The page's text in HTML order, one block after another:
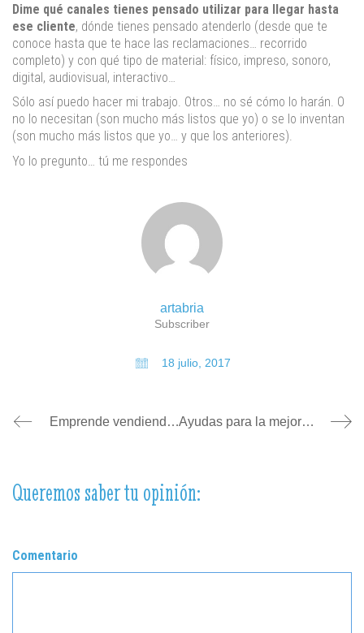
Dime qué canales tienes pensado utilizar para llegar hasta
ese cliente, dónde tienes pensado atenderlo (desde que te
conoce hasta que te hace las reclamaciones… recorrido
completo) y con qué tipo de material: físico, impreso, sonoro,
digital, audiovisual, interactivo…
Sólo así puedo hacer mi trabajo. Otros… no sé cómo lo harán. O
no lo necesitan (son mucho más listos que yo) o se lo inventan
(son mucho más listos que yo… y que los anteriores).
Yo lo pregunto… tú me respondes
artabria
Subscriber
18 julio, 2017
Emprende vendiendo: Conociendo al cliente (I) Ayudas para la mejora de la imagen: acondicionamiento de locales comerciales detallistas en Galicia
Queremos saber tu opinión:
Comentario